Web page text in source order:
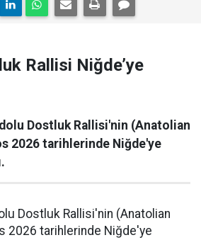
Rallisi Niğde’ye
Dostluk Rallisi'nin (Anatolian
2026 tarihlerinde Niğde'ye
Dostluk Rallisi'nin (Anatolian
2026 tarihlerinde Niğde'ye